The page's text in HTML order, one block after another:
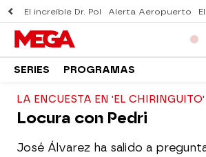
El increíble Dr. Pol Alerta Aeropuerto
SERIES PROGRAMAS
LA ENCUESTA EN 'EL CHIRINGUITO'
Locura con Pedri
José Álvarez ha salido a